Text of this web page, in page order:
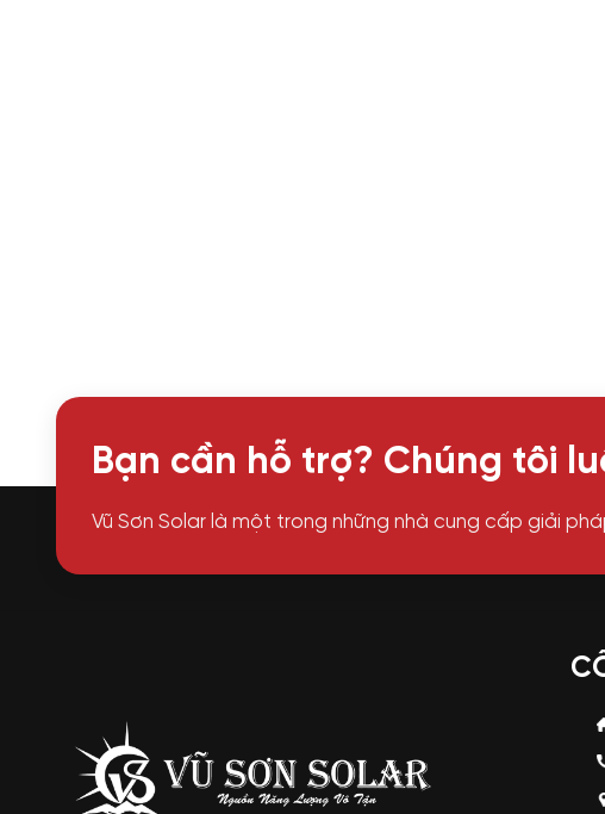
Bạn cần hỗ trợ? Chúng tôi
Vũ Sơn Solar là một trong những nhà cung cấp giải